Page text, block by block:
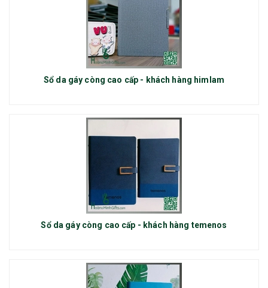
Sổ da gáy còng cao cấp - khách hàng himlam
Sổ da gáy còng cao cấp - khách hàng temenos